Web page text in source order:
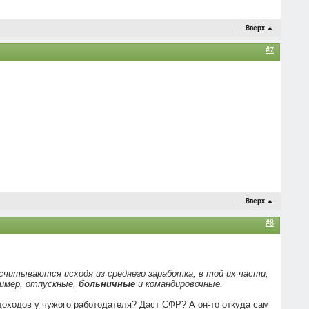
Вверх ▲
#7
Вверх ▲
#8
исходя из среднего заработка, в той их части,
отпускные, больничные и командировочные.
у чужого работодателя? Даст СФР? А он-то откуда сам